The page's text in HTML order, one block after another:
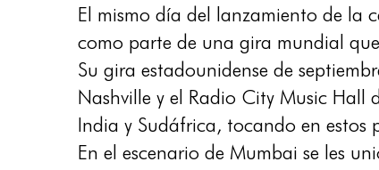
El mismo día del lanzamiento de la
como parte de una gira mundial
Su gira estadounidense de
Nashville y el Radio City Music Hall
India y Sudáfrica, tocando en estos
En el escenario de Mumbai se les